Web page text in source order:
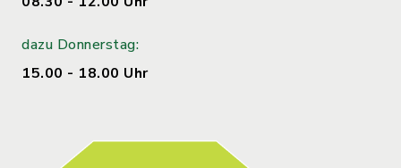
dazu Donnerstag:
15.00 - 18.00 Uhr